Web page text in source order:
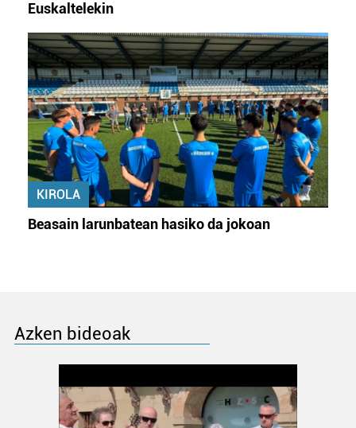
Euskaltelekin
KIROLA
Beasain larunbatean hasiko da jokoan
Azken bideoak